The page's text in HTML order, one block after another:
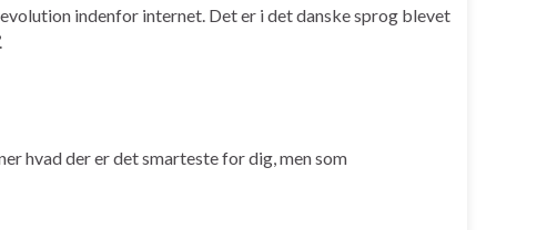
indenfor internet. Det er i det danske sprog blevet
hvad der er det smarteste for dig, men som